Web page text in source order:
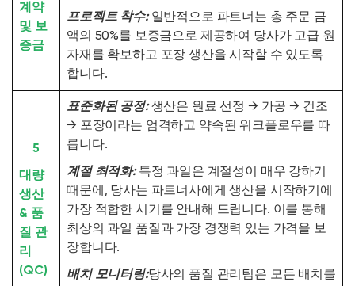
계약
및 보
증금
프로젝트 착수:일반적으로 파트너는 총 주문 금
액의 50%를 보증금으로 제공하여 당사가 고급 원
자재를 확보하고 포장 생산을 시작할 수 있도록
합니다.
5
대량
생산
& 품
질 관
리
(QC)
표준화된 공정:생산은 원료 선정 → 가공 → 건조
→ 포장이라는 엄격하고 약속된 워크플로우를 따
릅니다.
계절 최적화:특정 과일은 계절성이 매우 강하기
때문에, 당사는 파트너사에게 생산을 시작하기에
가장 적합한 시기를 안내해 드립니다. 이를 통해
최상의 과일 품질과 가장 경쟁력 있는 가격을 보
장합니다.
배치 모니터링:당사의 품질 관리팀은 모든 배치를